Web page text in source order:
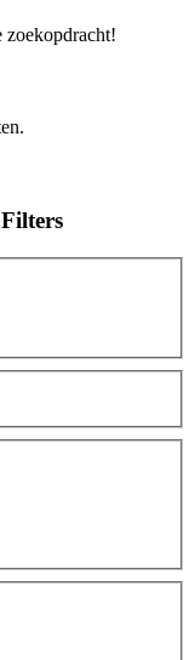
zoekopdracht!
Filters